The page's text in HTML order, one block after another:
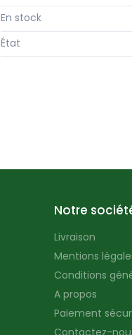
En stock
État
Notre
Livraison
Mentions
Conditions
A propos
Paiement
Contactez-